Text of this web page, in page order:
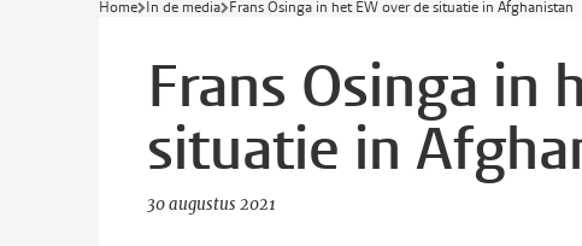
Home In de media Frans Osinga in het EW over de situatie in Afghanistan
Frans Osinga in
situatie in
30 augustus 2021